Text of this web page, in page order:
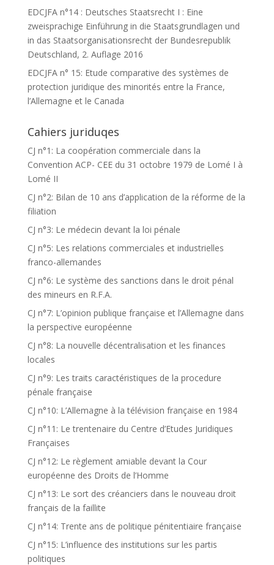
EDCJFA n°14 : Deutsches Staatsrecht I : Eine
zweisprachige Einführung in die Staatsgrundlagen und
in das Staatsorganisationsrecht der Bundesrepublik
Deutschland, 2. Auflage 2016
EDCJFA n° 15: Etude comparative des systèmes de
protection juridique des minorités entre la France,
l’Allemagne et le Canada
Cahiers juriduqes
CJ n°1: La coopération commerciale dans la
Convention ACP- CEE du 31 octobre 1979 de Lomé I à
Lomé II
CJ n°2: Bilan de 10 ans d’application de la réforme de la
filiation
CJ n°3: Le médecin devant la loi pénale
CJ n°5: Les relations commerciales et industrielles
franco-allemandes
CJ n°6: Le système des sanctions dans le droit pénal
des mineurs en R.F.A.
CJ n°7: L’opinion publique française et l’Allemagne dans
la perspective européenne
CJ n°8: La nouvelle décentralisation et les finances
locales
CJ n°9: Les traits caractéristiques de la procedure
pénale française
CJ n°10: L’Allemagne à la télévision française en 1984
CJ n°11: Le trentenaire du Centre d’Etudes Juridiques
Françaises
CJ n°12: Le règlement amiable devant la Cour
européenne des Droits de l’Homme
CJ n°13: Le sort des créanciers dans le nouveau droit
français de la faillite
CJ n°14: Trente ans de politique pénitentiaire française
CJ n°15: L’influence des institutions sur les partis
politiques